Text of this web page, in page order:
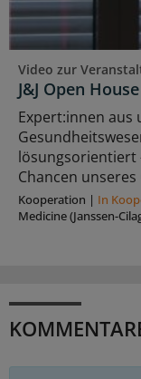
Video zur
J&J Open
Expert:innen aus
lösungsorientiert
Chancen
Kooperation | In
Medicine (Janssen-